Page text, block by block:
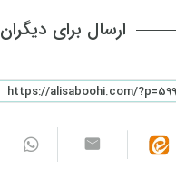
ارسال برای دیگران